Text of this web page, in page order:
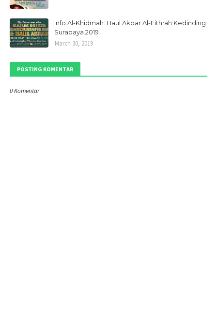
Info Al-Khidmah: Haul Akbar Al-Fithrah Kedinding
Surabaya 2019
March 30, 2019
POSTING KOMENTAR
0 Komentar